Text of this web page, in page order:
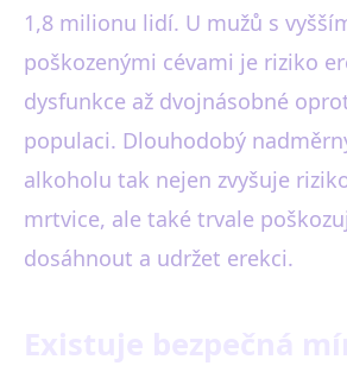
1,8 milionu lidí. U mužů s
poškozenými cévami je riziko
dysfunkce až dvojnásobné
populaci. Dlouhodobý
alkoholu tak nejen zvyšuje
mrtvice, ale také trvale
dosáhnout a udržet erekci.